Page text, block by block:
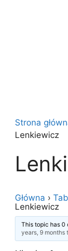
Strona
Lenkiewicz
Główna ›
Lenkiewicz
This topic has 0
years, 9 months